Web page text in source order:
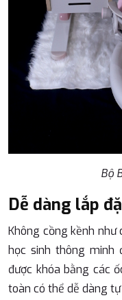
Bộ
Dễ dàng lắp
Không cồng kềnh
học sinh thông
được khóa bằng các
toàn có thể dễ dàng